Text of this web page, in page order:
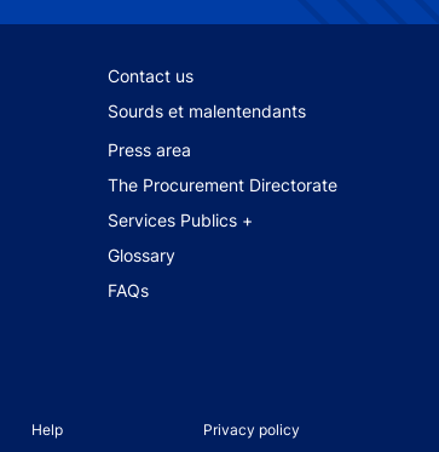
Footer secondary menu
Contact us
Sourds et malentendants
Press area
The Procurement Directorate
Services Publics +
Glossary
FAQs
Help Privacy policy